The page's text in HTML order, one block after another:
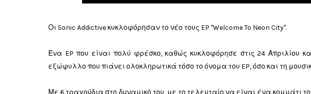
Οι Sonic Addictive κυκλοφόρησαν το νέο τους EP "Welcome To Neon City".
Ένα EP που είναι πολύ φρέσκο, καθώς κυκλοφόρησε στις 24 Απριλίου
εξώφυλλο που πιάνει ολοκληρωτικά τόσο το όνομα του EP, όσο και τη
Με 6 τραγούδια στο δυναμικό του, με το τελευταίο να είναι ένα κομμάτι